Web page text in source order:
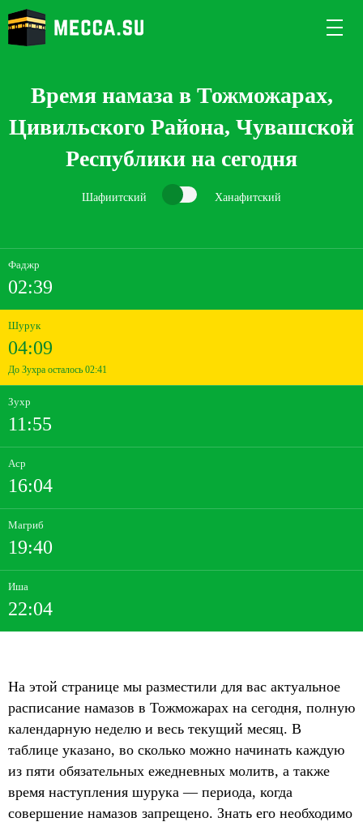
Время намаза в Тожможарах,
Цивильского Района, Чувашской
Республики на сегодня
Шафиитский Ханафитский
Фаджр
02:39
Шурук
04:09
До Зухра осталось 02:41
Зухр
11:55
Аср
16:04
Магриб
19:40
Иша
22:04
На этой странице мы разместили для вас актуальное
расписание намазов в Тожможарах на сегодня, полную
календарную неделю и весь текущий месяц. В
таблице указано, во сколько можно начинать каждую
из пяти обязательных ежедневных молитв, а также
время наступления шурука — периода, когда
совершение намазов запрещено. Знать его необходимо